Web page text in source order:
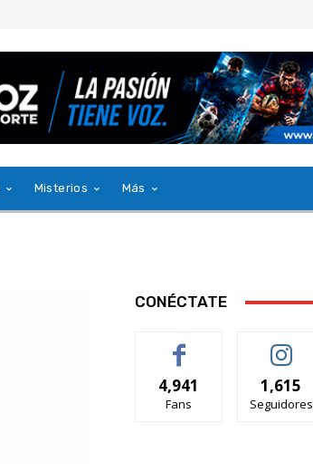
Misterios Más
CONÉCTATE
4,941
Fans
1,615
Seguidores